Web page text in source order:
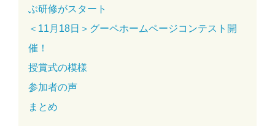
ぶ研修がスタート
＜11月18日＞グーペホームページコンテスト開
催！
授賞式の模様
参加者の声
まとめ